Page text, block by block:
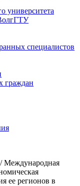
университета
специалистов
граждан
/ Международная
ее регионов в